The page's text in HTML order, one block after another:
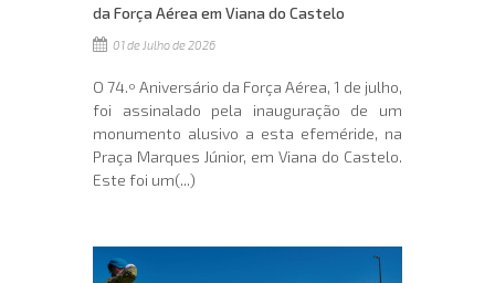
da Força Aérea em Viana do Castelo
01 de Julho de 2026
O 74.º Aniversário da Força Aérea, 1 de julho,
foi assinalado pela inauguração de um
monumento alusivo a esta efeméride, na
Praça Marques Júnior, em Viana do Castelo.
Este foi um(...)